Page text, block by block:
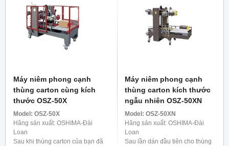
Máy niêm phong cạnh
thùng carton cùng kích
thước OSZ-50X
Model: OSZ-50X
Hãng sản xuất: OSHIMA-Đài
Loan
Sau khi thùng carton của bạn đã
Máy niêm phong cạnh
thùng carton kích thước
ngẫu nhiên OSZ-50XN
Model: OSZ-50XN
Hãng sản xuất: OSHIMA-Đài
Loan
Sau lần dán đầu tiên cho thùng